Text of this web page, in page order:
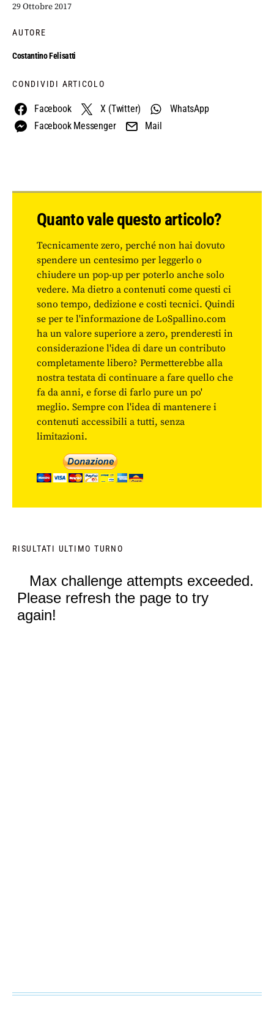
29 Ottobre 2017
AUTORE
Costantino Felisatti
CONDIVIDI ARTICOLO
Facebook X (Twitter)
WhatsApp
Facebook Messenger
Mail
Quanto vale questo articolo?
Tecnicamente zero, perché non hai dovuto
spendere un centesimo per leggerlo o
chiudere un pop-up per poterlo anche solo
vedere. Ma dietro a contenuti come questi ci
sono tempo, dedizione e costi tecnici. Quindi
se per te l'informazione de LoSpallino.com
ha un valore superiore a zero, prenderesti in
considerazione l'idea di dare un contributo
completamente libero? Permetterebbe alla
nostra testata di continuare a fare quello che
fa da anni, e forse di farlo pure un po'
meglio. Sempre con l'idea di mantenere i
contenuti accessibili a tutti, senza
limitazioni.
RISULTATI ULTIMO TURNO